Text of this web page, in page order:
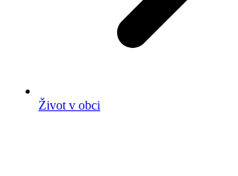
Život v obci